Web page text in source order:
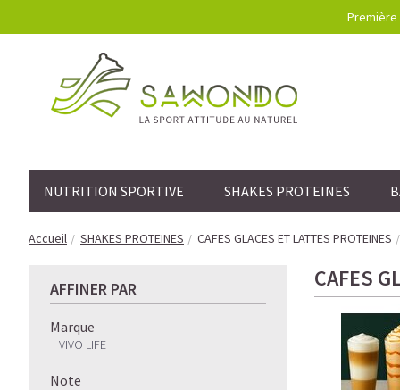
Première
NUTRITION SPORTIVE SHAKES PROTEINES
Accueil SHAKES PROTEINES CAFES GLACES ET LATTES PROTEINES
AFFINER PAR
Marque
VIVO LIFE
Note
CAFES